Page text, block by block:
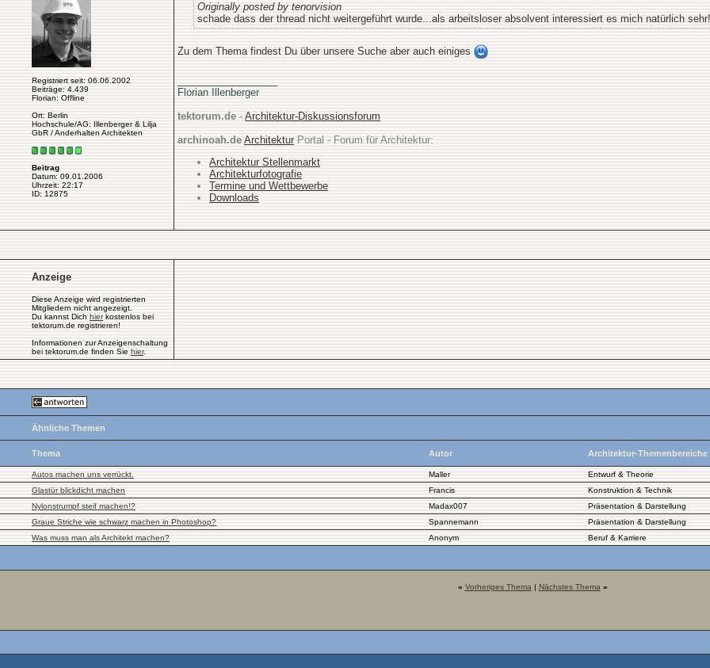
Registriert seit: 06.06.2002
Beiträge: 4.439
Florian: Offline
Ort: Berlin
Hochschule/AG: Illenberger & Lilja
GbR / Anderhalten Architekten
Beitrag
Datum: 09.01.2006
Uhrzeit: 22:17
ID: 12875
Originally posted by tenorvision
schade dass der thread nicht weitergeführt wurde...als arbeitsloser absolvent interessiert es mich natürlich sehr!
Zu dem Thema findest Du über unsere Suche aber auch einiges
Florian Illenberger
tektorum.de - Architektur-Diskussionsforum
archinoah.de Architektur Portal - Forum für Architektur:
Architektur Stellenmarkt
Architekturfotografie
Termine und Wettbewerbe
Downloads
Anzeige
Diese Anzeige wird registrierten
Mitgliedern nicht angezeigt.
Du kannst Dich hierkostenlos bei
tektorum.de registrieren!
Informationen zur Anzeigenschaltung
bei tektorum.de finden Sie hier.
Ähnliche Themen
Thema Autor Architektur-Themenbereiche
Autos machen uns verrückt. Maller Entwurf & Theorie
Glastür blickdicht machen
Francis Konstruktion & Technik
Nylonstrumpf steif machen!?
Madax007 Präsentation & Darstellung
Graue Striche wie schwarz machen in Photoshop?
Spannemann Präsentation & Darstellung
Was muss man als Architekt machen?
Anonym Beruf & Karriere
« Vorheriges Thema | Nächstes Thema »